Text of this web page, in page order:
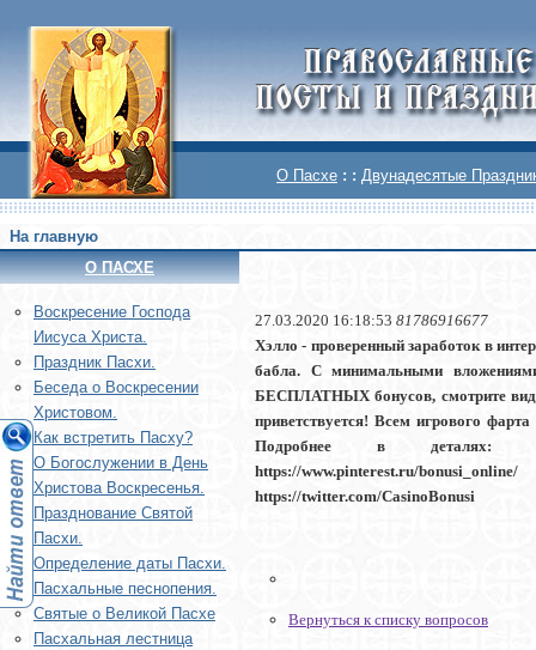
О Пасхе : : Двунадесятые
На главную
О ПАСХЕ
Воскреcение Господа
Иисуса Христа.
Праздник Пасхи.
Беседа о Воскресении
Христовом.
Как встретить Пасху?
О Богослужении в День
Христова Воскресенья.
Празднование Святой
Пасхи.
Определение даты Пасхи.
Пасхальные песнопения.
Святые о Великой Пасхе
Пасхальная лестница
27.03.2020 16:18:53 81786916677
Хэлло - проверенный заработок в
бабла. С минимальными
БЕСПЛАТНЫХ бонусов, смотрите
приветствуется! Всем игрового
Подробнее в деталях: https://
https://www.pinterest.ru/
https://twitter.com/CasinoBonusi
Вернуться к списку вопросов